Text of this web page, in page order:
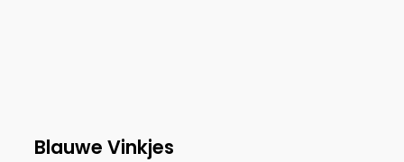
Blauwe Vinkjes